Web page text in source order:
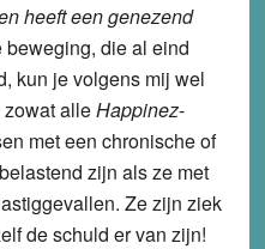
heeft een genezend
die al eind
kun je volgens mij wel
alleHappinez-
met een chronische of
zijn als ze met
Ze zijn ziek
de schuld er van zijn!